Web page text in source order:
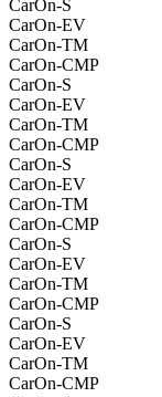
CarOn-S
CarOn-EV
CarOn-TM
CarOn-CMP
CarOn-S
CarOn-EV
CarOn-TM
CarOn-CMP
CarOn-S
CarOn-EV
CarOn-TM
CarOn-CMP
CarOn-S
CarOn-EV
CarOn-TM
CarOn-CMP
CarOn-S
CarOn-EV
CarOn-TM
CarOn-CMP